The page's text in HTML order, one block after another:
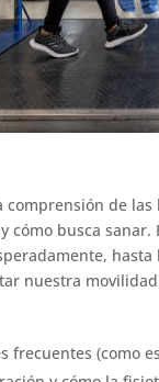
de
busca
nuestra
frecuentes (como